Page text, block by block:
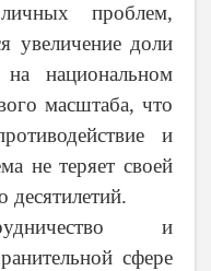
проблем,
увеличение доли
национальном
масштаба, что
и
не теряет своей
десятилетий.
и
сфере